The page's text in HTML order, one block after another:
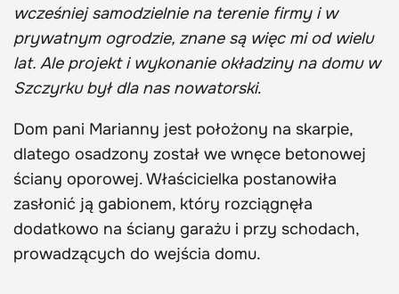
wcześniej samodzielnie na terenie firmy i w
prywatnym ogrodzie, znane są więc mi od wielu
lat. Ale projekt i wykonanie okładziny na domu w
Szczyrku był dla nas nowatorski.
Dom pani Marianny jest położony na skarpie,
dlatego osadzony został we wnęce betonowej
ściany oporowej. Właścicielka postanowiła
zasłonić ją gabionem, który rozciągnęła
dodatkowo na ściany garażu i przy schodach,
prowadzących do wejścia domu.